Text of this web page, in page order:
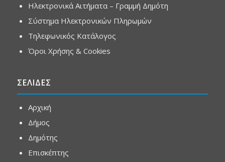
Ηλεκτρονικά Αιτήματα – Γραμμή Δημότη
Σύστημα Ηλεκτρονικών Πληρωμών
Τηλεφωνικός Κατάλογος
Όροι Χρήσης & Cookies
ΣΕΛΙΔΕΣ
Αρχική
Δήμος
Δημότης
Επισκέπτης